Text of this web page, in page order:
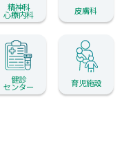
精神科
心療内科 皮膚科
健診
センター 育児施設